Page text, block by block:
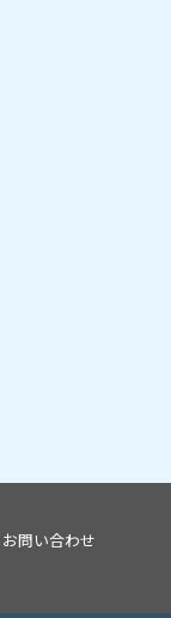
お問い合わせ